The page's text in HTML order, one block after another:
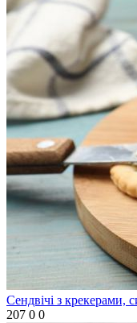
Сендвічі з крекерами,
207 0 0